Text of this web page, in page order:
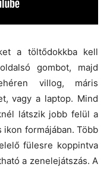
a töltődokkba kell
gombot, majd
villog, máris
vagy a laptop. Mind
látszik jobb felül a
formájában. Több
fülesre koppintva
a zenelejátszás. A